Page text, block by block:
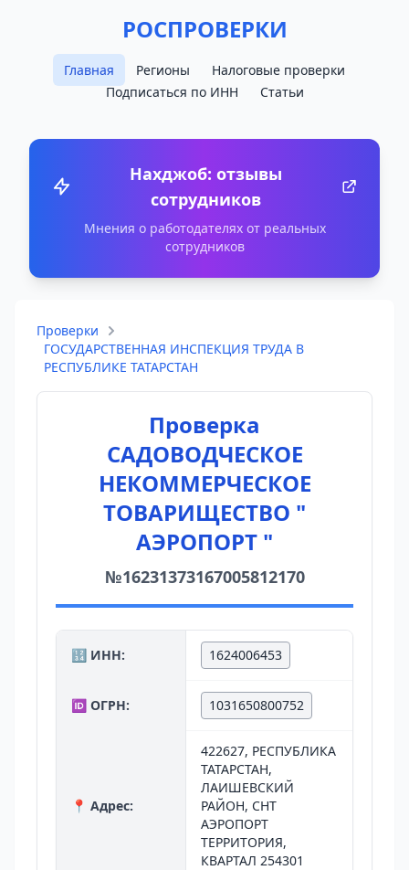
РОСПРОВЕРКИ
Главная Регионы
Налоговые проверки
Подписаться по ИНН
Статьи
Нахджоб: отзывы
сотрудников
Мнения о работодателях от реальных
сотрудников
Проверки
ГОСУДАРСТВЕННАЯ ИНСПЕКЦИЯ ТРУДА В
РЕСПУБЛИКЕ ТАТАРСТАН
Проверка
САДОВОДЧЕСКОЕ
НЕКОММЕРЧЕСКОЕ
ТОВАРИЩЕСТВО "
АЭРОПОРТ "
№16231373167005812170
🔢 ИНН: 1624006453
🆔 ОГРН: 1031650800752
📍 Адрес:
422627, РЕСПУБЛИКА
ТАТАРСТАН,
ЛАИШЕВСКИЙ
РАЙОН, СНТ
АЭРОПОРТ
ТЕРРИТОРИЯ,
КВАРТАЛ 254301